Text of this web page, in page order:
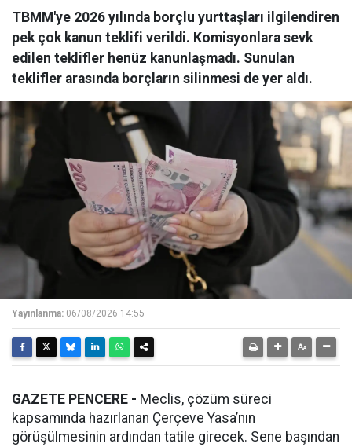
TBMM'ye 2026 yılında borçlu yurttaşları ilgilendiren
pek çok kanun teklifi verildi. Komisyonlara sevk
edilen teklifler henüz kanunlaşmadı. Sunulan
teklifler arasında borçların silinmesi de yer aldı.
Yayınlanma: 06/08/2026 14:55
GAZETE PENCERE - Meclis, çözüm süreci
kapsamında hazırlanan Çerçeve Yasa’nın
görüşülmesinin ardından tatile girecek. Sene başından